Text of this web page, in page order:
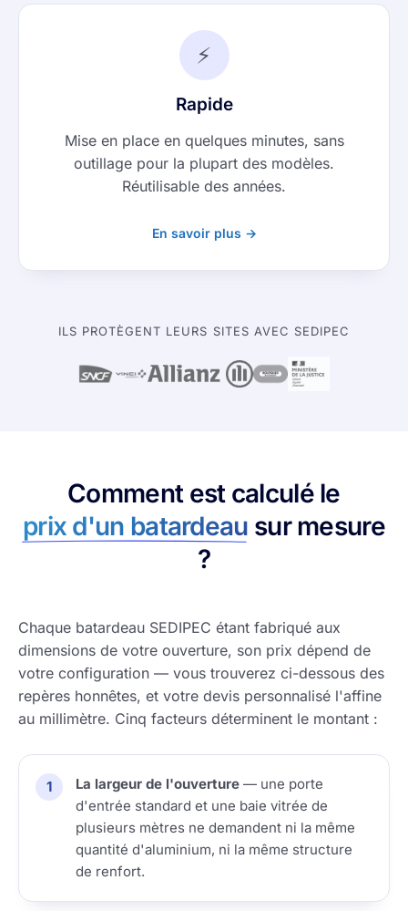
⚡
Rapide
Mise en place en quelques minutes, sans
outillage pour la plupart des modèles.
Réutilisable des années.
En savoir plus →
ILS PROTÈGENT LEURS SITES AVEC SEDIPEC
Comment est calculé le
prix d'un batardeau sur mesure
?
Chaque batardeau SEDIPEC étant fabriqué aux
dimensions de votre ouverture, son prix dépend de
votre configuration — vous trouverez ci-dessous des
repères honnêtes, et votre devis personnalisé l'affine
au millimètre. Cinq facteurs déterminent le montant :
La largeur de l'ouverture — une porte
d'entrée standard et une baie vitrée de
plusieurs mètres ne demandent ni la même
quantité d'aluminium, ni la même structure
de renfort.